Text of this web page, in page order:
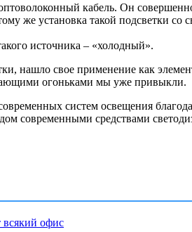
кабель. Он
же установка такой подсветки
источника – «холодный».
нашло свое применение как
огоньками мы уже привыкли.
систем освещения
современными средствами